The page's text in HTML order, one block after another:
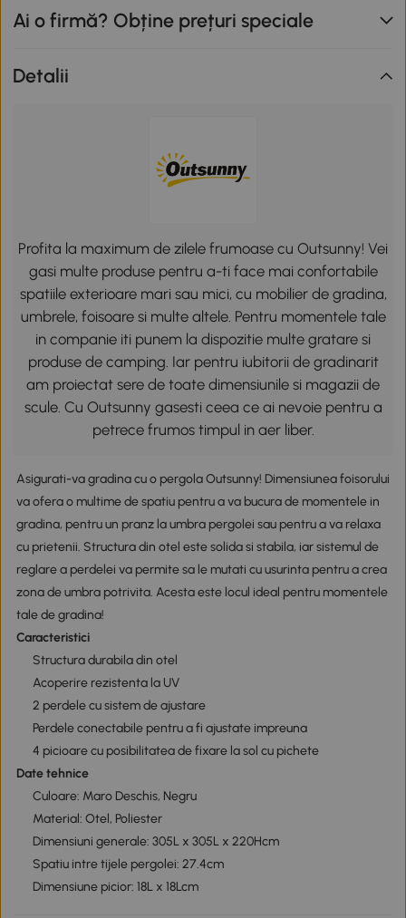
Ai o firmă? Obține prețuri speciale
Detalii
Profita la maximum de zilele frumoase cu Outsunny! Vei
gasi multe produse pentru a-ti face mai confortabile
spatiile exterioare mari sau mici, cu mobilier de gradina,
umbrele, foisoare si multe altele. Pentru momentele tale
in companie iti punem la dispozitie multe gratare si
produse de camping. Iar pentru iubitorii de gradinarit
am proiectat sere de toate dimensiunile si magazii de
scule. Cu Outsunny gasesti ceea ce ai nevoie pentru a
petrece frumos timpul in aer liber.
Asigurati-va gradina cu o pergola Outsunny! Dimensiunea foisorului
va ofera o multime de spatiu pentru a va bucura de momentele in
gradina, pentru un pranz la umbra pergolei sau pentru a va relaxa
cu prietenii. Structura din otel este solida si stabila, iar sistemul de
reglare a perdelei va permite sa le mutati cu usurinta pentru a crea
zona de umbra potrivita. Acesta este locul ideal pentru momentele
tale de gradina!
Caracteristici
Structura durabila din otel
Acoperire rezistenta la UV
2 perdele cu sistem de ajustare
Perdele conectabile pentru a fi ajustate impreuna
4 picioare cu posibilitatea de fixare la sol cu pichete
Date tehnice
Culoare: Maro Deschis, Negru
Material: Otel, Poliester
Dimensiuni generale: 305L x 305L x 220Hcm
Spatiu intre tijele pergolei: 27.4cm
Dimensiune picior: 18L x 18Lcm